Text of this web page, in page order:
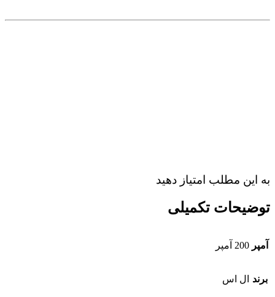
به این مطلب امتیاز دهید
توضیحات تکمیلی
آمپر 200 آمپر
برند ال اس